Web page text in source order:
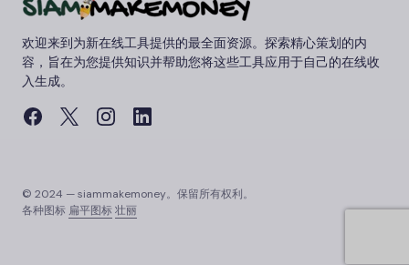
欢迎来到为新在线工具提供的最全面资源。探索精心策划的内
容，旨在为您提供知识并帮助您将这些工具应用于自己的在线收
入生成。
© 2024 — siammakemoney。保留所有权利。
各种图标 扁平图标 壮丽